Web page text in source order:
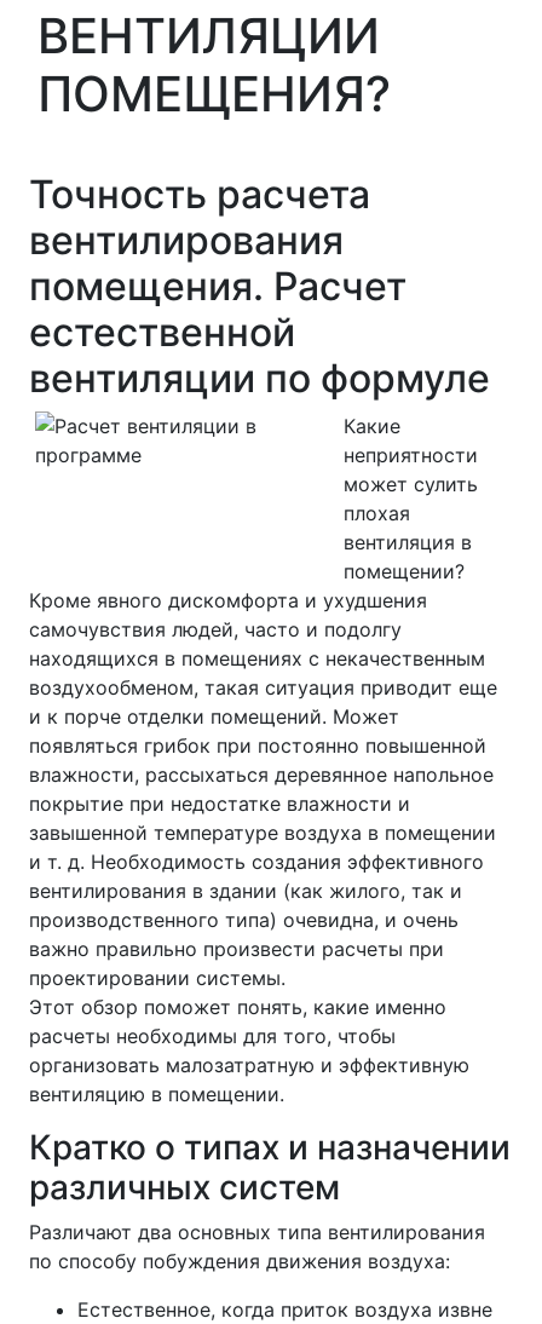
ВЕНТИЛЯЦИИ
ПОМЕЩЕНИЯ?
Точность расчета
вентилирования
помещения. Расчет
естественной
вентиляции по формуле
Какие
неприятности
может сулить
плохая
вентиляция в
помещении?
Кроме явного дискомфорта и ухудшения
самочувствия людей, часто и подолгу
находящихся в помещениях с некачественным
воздухообменом, такая ситуация приводит еще
и к порче отделки помещений. Может
появляться грибок при постоянно повышенной
влажности, рассыхаться деревянное напольное
покрытие при недостатке влажности и
завышенной температуре воздуха в помещении
и т. д. Необходимость создания эффективного
вентилирования в здании (как жилого, так и
производственного типа) очевидна, и очень
важно правильно произвести расчеты при
проектировании системы.
Этот обзор поможет понять, какие именно
расчеты необходимы для того, чтобы
организовать малозатратную и эффективную
вентиляцию в помещении.
Кратко о типах и назначении
различных систем
Различают два основных типа вентилирования
по способу побуждения движения воздуха:
Естественное, когда приток воздуха извне